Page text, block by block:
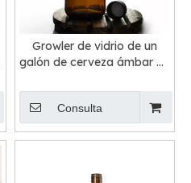
Growler de vidrio de un
galón de cerveza ámbar de
Consulta